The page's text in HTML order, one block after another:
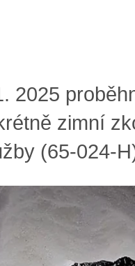
2025
zimní
(65-024-